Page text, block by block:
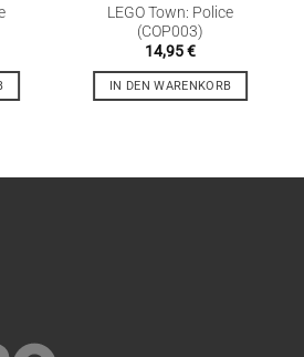
LEGO Town: Police
(COP003)
14,95€
IN DEN WARENKORB